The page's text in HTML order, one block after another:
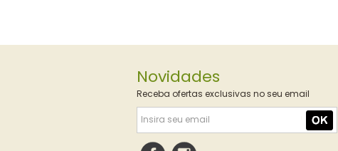
Novidades
Receba ofertas exclusivas no seu email